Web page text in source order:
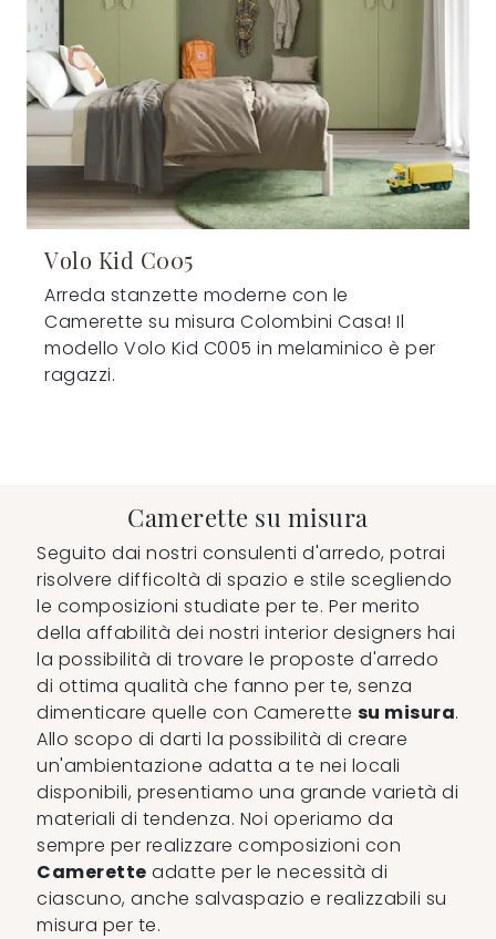
Volo Kid C005
Arreda stanzette moderne con le
Camerette su misura Colombini Casa! Il
modello Volo Kid C005 in melaminico è per
ragazzi.
Camerette su misura
Seguito dai nostri consulenti d'arredo, potrai
risolvere difficoltà di spazio e stile scegliendo
le composizioni studiate per te. Per merito
della affabilità dei nostri interior designers hai
la possibilità di trovare le proposte d'arredo
di ottima qualità che fanno per te, senza
dimenticare quelle con Camerette su misura.
Allo scopo di darti la possibilità di creare
un'ambientazione adatta a te nei locali
disponibili, presentiamo una grande varietà di
materiali di tendenza. Noi operiamo da
sempre per realizzare composizioni con
Camerette adatte per le necessità di
ciascuno, anche salvaspazio e realizzabili su
misura per te.